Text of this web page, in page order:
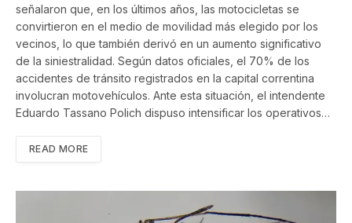
señalaron que, en los últimos años, las motocicletas se
convirtieron en el medio de movilidad más elegido por los
vecinos, lo que también derivó en un aumento significativo
de la siniestralidad. Según datos oficiales, el 70% de los
accidentes de tránsito registrados en la capital correntina
involucran motovehículos. Ante esta situación, el intendente
Eduardo Tassano Polich dispuso intensificar los operativos…
READ MORE